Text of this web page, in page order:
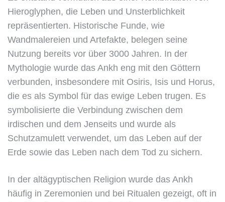
Hieroglyphen, die Leben und Unsterblichkeit
repräsentierten. Historische Funde, wie
Wandmalereien und Artefakte, belegen seine
Nutzung bereits vor über 3000 Jahren. In der
Mythologie wurde das Ankh eng mit den Göttern
verbunden, insbesondere mit Osiris, Isis und Horus,
die es als Symbol für das ewige Leben trugen. Es
symbolisierte die Verbindung zwischen dem
irdischen und dem Jenseits und wurde als
Schutzamulett verwendet, um das Leben auf der
Erde sowie das Leben nach dem Tod zu sichern.
In der altägyptischen Religion wurde das Ankh
häufig in Zeremonien und bei Ritualen gezeigt, oft in